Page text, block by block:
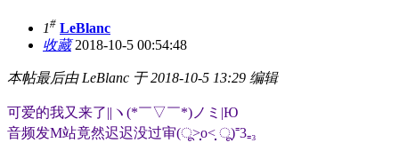
1# LeBlanc
收藏2018-10-5 00:54:48
本帖最后由 LeBlanc 于 2018-10-5 13:29 编辑
可爱的我又来了||ヽ(*￣▽￣*)ノミ|Ю
音频发M站竟然迟迟没过审(ू˃̣̣̣̣̣̣o˂̣̣̣̣̣̣ ू)⁼3₌₃